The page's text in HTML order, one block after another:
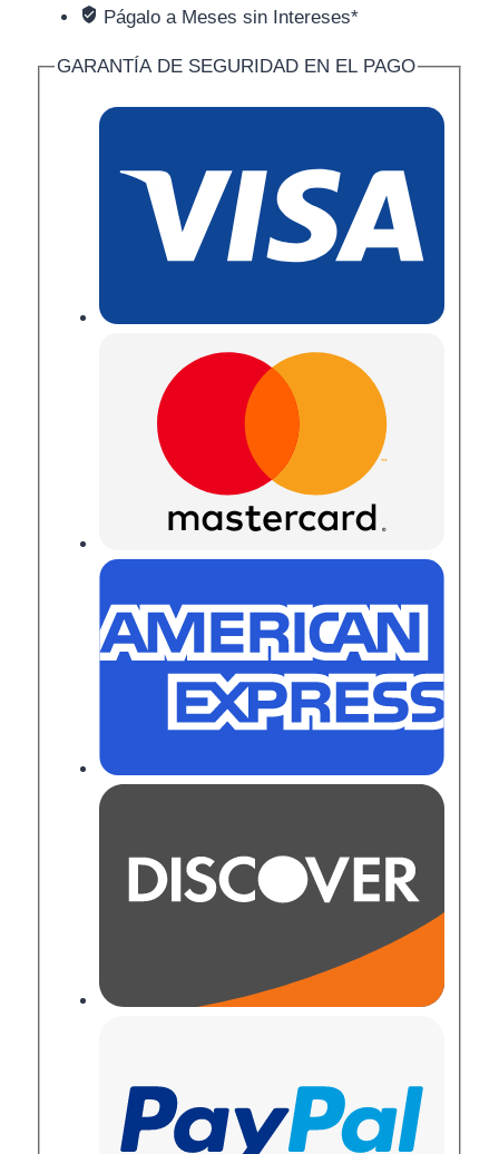
Págalo a Meses sin Intereses*
GARANTÍA DE SEGURIDAD EN EL PAGO